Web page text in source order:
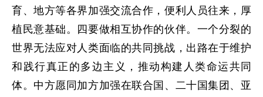
育、地方等各界加强交流合作，便利人员往来，厚
植民意基础。四要做相互协作的伙伴。一个分裂的
世界无法应对人类面临的共同挑战，出路在于维护
和践行真正的多边主义，推动构建人类命运共同
体。中方愿同加方加强在联合国、二十国集团、亚